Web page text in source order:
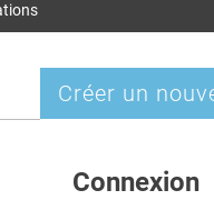
Créer un
Connexion